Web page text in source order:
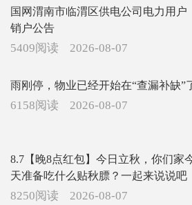
国网渭南市临渭区供电公司电力用户
销户公告
5409阅读 2026-08-07
雨刚停，物业已经开始在“查漏补缺”
6158阅读 2026-08-07
8.7【晚8点红包】今日立秋，你们家
天准备吃什么贴秋膘？一起来说说吧
8250阅读 2026-08-07